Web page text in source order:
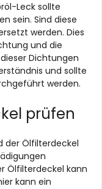
Leck sollte
sein. Sind diese
werden. Dies
und die
Dichtungen
und sollte
werden.
prüfen
der Ölfilterdeckel
Ölfilterdeckel kann
kann ein